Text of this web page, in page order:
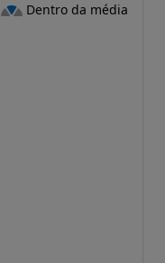
Dentro da média